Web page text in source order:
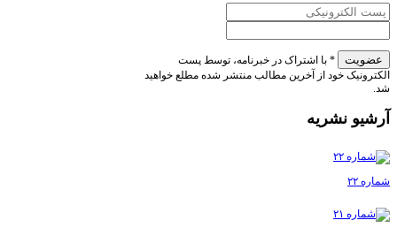
* با اشتراک در خبرنامه، توسط پست
خود از آخرین مطالب منتشر شده مطلع خواهید
نشریه